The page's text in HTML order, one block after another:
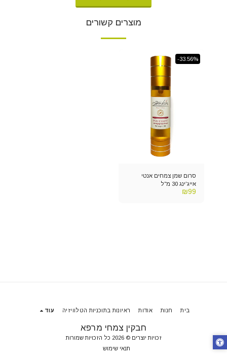
מוצרים קשורים
-33.56%
סרום שמן צמחים אנטי
אייג'ינג 30 מ"ל
₪99
חבקין צמחי מרפא
זכויות יוצרים © 2026 כל הזכויות שמורות
תנאי שימוש
בית חנות אודות ראיונות בתוכניות הטלוויזיה עוד